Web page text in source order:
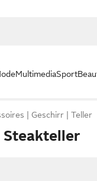
MultimediaSport
Geschirr Teller
Steakteller